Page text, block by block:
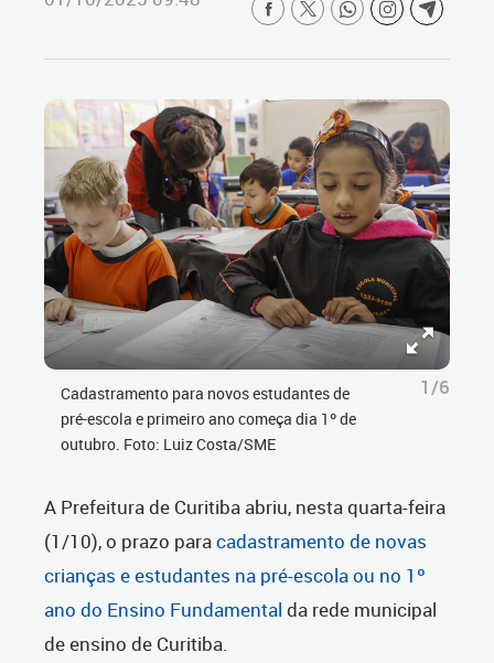
Cadastramento para novos estudantes de
pré-escola e primeiro ano começa dia 1º de
outubro. Foto: Luiz Costa/SME
1/6
A Prefeitura de Curitiba abriu, nesta quarta-feira
(1/10), o prazo paracadastramento de novas
crianças e estudantes na pré-escola ou no 1º
ano do Ensino Fundamental da rede municipal
de ensino de Curitiba.